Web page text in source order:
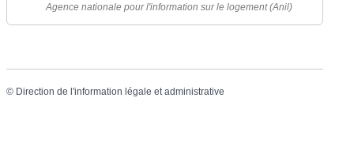
Agence nationale pour l'information sur le logement (Anil)
© Direction de l'information légale et administrative